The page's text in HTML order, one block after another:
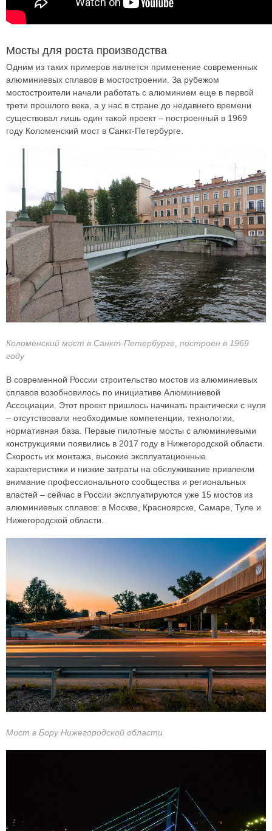
Мосты для роста производства
Одним из таких примеров является применение современных
алюминиевых сплавов в мостостроении. За рубежом
мостостроители начали работать с алюминием еще в первой
трети прошлого века, а у нас в стране до недавнего времени
существовал лишь один такой проект – построенный в 1969
году Коломенский мост в Санкт-Петербурге.
Коломенский мост в Санкт-Петербурге, построен в 1969
году
В современной России строительство мостов из алюминиевых
сплавов возобновилось по инициативе Алюминиевой
Ассоциации. Этот проект пришлось начинать практически с нуля
– отсутствовали необходимые компетенции, технологии,
нормативная база. Первые пилотные мосты с алюминиевыми
конструкциями появились в 2017 году в Нижегородской области.
Скорость их монтажа, высокие эксплуатационные
характеристики и низкие затраты на обслуживание привлекли
внимание профессионального сообщества и региональных
властей – сейчас в России эксплуатируются уже 15 мостов из
алюминиевых сплавов: в Москве, Красноярске, Самаре, Туле и
Нижегородской области.
Мост в Бору Нижегородской области